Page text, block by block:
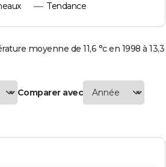
Tendance
moyenne de 11,6 °c en 1998 à 13,3
Comparer avec